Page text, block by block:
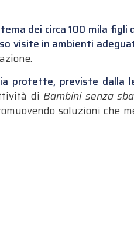
dei circa 100 mila
visite in ambienti
protette, previste dalla
di Bambini senza
soluzioni che